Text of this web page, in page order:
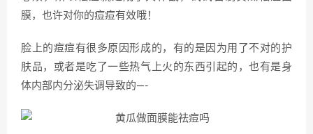
膜，也许对你的痘痘有效哦！
脸上的痘痘有很多原因形成的，有的是因为用了不对的护
肤品，或者是吃了一些热气上火的东西引起的，也有是身
体内部内分泌失调导致的—-